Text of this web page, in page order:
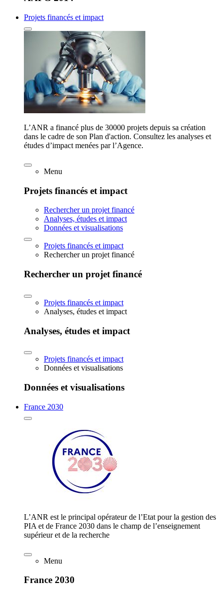
Projets financés et impact
L’ANR a financé plus de 30000 projets depuis sa création
dans le cadre de son Plan d'action. Consultez les analyses et
études d’impact menées par l’Agence.
Menu
Projets financés et impact
Rechercher un projet financé
Analyses, études et impact
Données et visualisations
Projets financés et impact
Rechercher un projet financé
Rechercher un projet financé
Projets financés et impact
Analyses, études et impact
Analyses, études et impact
Projets financés et impact
Données et visualisations
Données et visualisations
France 2030
L’ANR est le principal opérateur de l’Etat pour la gestion des
PIA et de France 2030 dans le champ de l’enseignement
supérieur et de la recherche
Menu
France 2030